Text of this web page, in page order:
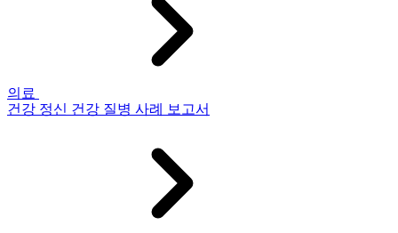
의료
건강 정신 건강 질병 사례 보고서